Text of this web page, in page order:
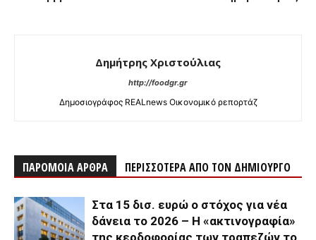
Δημήτρης Χριστούλιας
http://foodgr.gr
Δημοσιογράφος REALnews Οικονομικό ρεπορτάζ
ΠΑΡΟΜΟΙΑ ΑΡΘΡΑ ΠΕΡΙΣΣΟΤΕΡΑ ΑΠΟ ΤΟΝ ΔΗΜΙΟΥΡΓΟ
Στα 15 δισ. ευρώ ο στόχος για νέα
δάνεια το 2026 – Η «ακτινογραφία»